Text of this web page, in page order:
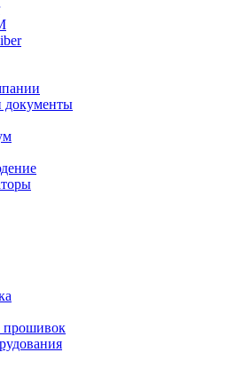
документы
прошивок